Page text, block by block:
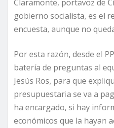
Claramonte, portavoz de
gobierno socialista, es el
encuesta, aunque no
Por esta razón, desde el
batería de preguntas al
Jesús Ros, para que
presupuestaria se va a
ha encargado, si hay
económicos que la hayan